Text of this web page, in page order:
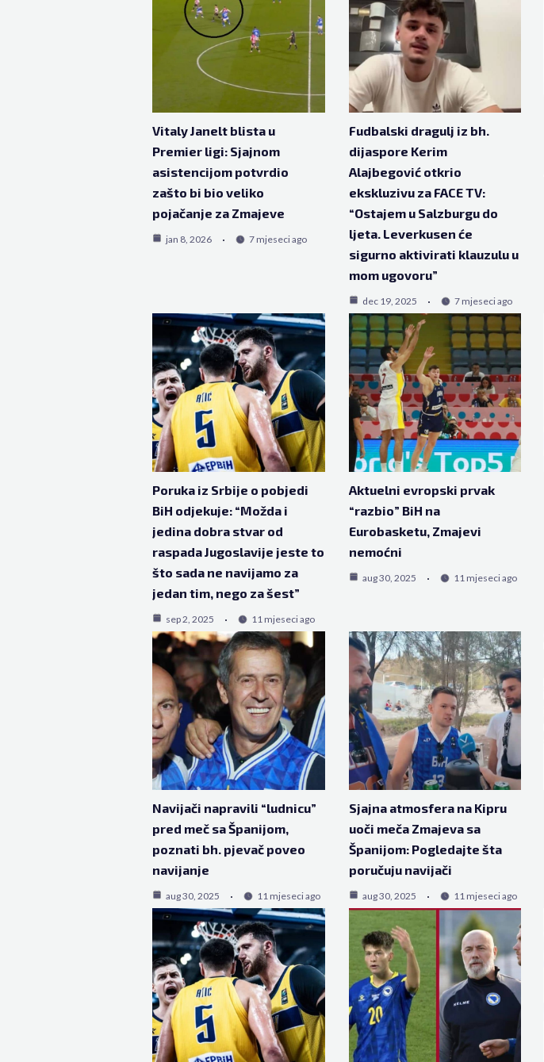
Vitaly Janelt blista u
Premier ligi: Sjajnom
asistencijom potvrdio
zašto bi bio veliko
pojačanje za Zmajeve
jan 8, 2026 7 mjeseci ago
Fudbalski dragulj iz bh.
dijaspore Kerim
Alajbegović otkrio
ekskluzivu za FACE TV:
“Ostajem u Salzburgu do
ljeta. Leverkusen će
sigurno aktivirati klauzulu u
mom ugovoru”
dec 19, 2025 7 mjeseci ago
Poruka iz Srbije o pobjedi
BiH odjekuje: “Možda i
jedina dobra stvar od
raspada Jugoslavije jeste to
što sada ne navijamo za
jedan tim, nego za šest”
sep 2, 2025 11 mjeseci ago
Aktuelni evropski prvak
“razbio” BiH na
Eurobasketu, Zmajevi
nemoćni
aug 30, 2025 11 mjeseci ago
Navijači napravili “ludnicu”
pred meč sa Španijom,
poznati bh. pjevač poveo
navijanje
aug 30, 2025 11 mjeseci ago
Sjajna atmosfera na Kipru
uoči meča Zmajeva sa
Španijom: Pogledajte šta
poručuju navijači
aug 30, 2025 11 mjeseci ago